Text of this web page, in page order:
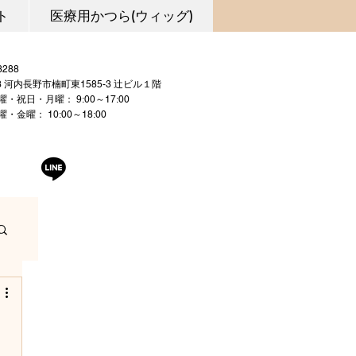
医療用かつら(ウィッグ)
0721-53-3288
内長野市楠町東1585-3 辻ビル１階
・祝日・月曜： 9:00～17:00
： 10:00～18:00